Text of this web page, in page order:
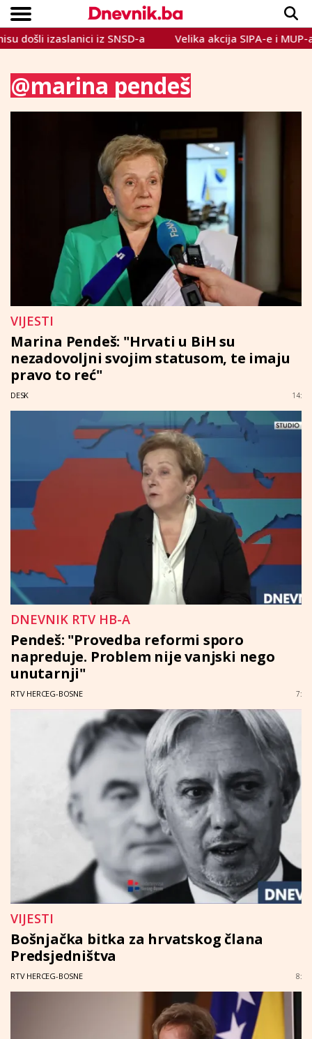
VIJESTI
SPORT
INTERVIEW
TEME
CRNA KRONIKA
LIFESTYLE
Copyright © Dnevnik.ba 2023.
iz SNSD-a Velika akcija SIPA-e i MUP-a: Pretresa
@marina pendeš
VIJESTI
Marina Pendeš: "Hrvati u BiH su
nezadovoljni svojim statusom, te imaju
pravo to reć"
DESK 14:
DNEVNIK RTV HB-A
Pendeš: "Provedba reformi sporo
napreduje. Problem nije vanjski nego
unutarnji"
RTV HERCEG-BOSNE 7:
VIJESTI
Bošnjačka bitka za hrvatskog člana
Predsjedništva
RTV HERCEG-BOSNE 8: